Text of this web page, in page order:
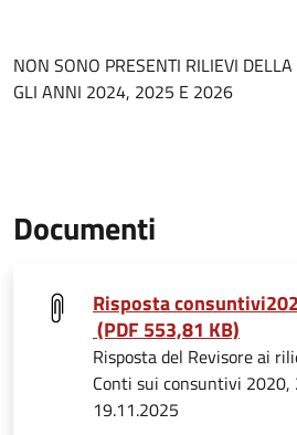
NON SONO PRESENTI RILIEVI
GLI ANNI 2024, 2025 E 2026
Documenti
Risposta
(PDF 553,81 KB)
Risposta del Revisore ai
Conti sui consuntivi
19.11.2025